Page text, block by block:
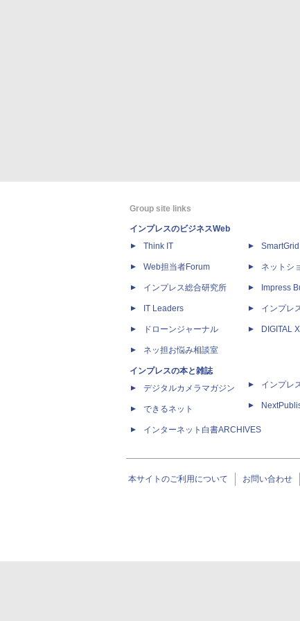
Group site links
インプレスのビジネスWeb
Think IT
Web担当者Forum
インプレス総合研究所
IT Leaders
ドローンジャーナル
ネッ担お悩み相談室
インプレスの本と雑誌
デジタルカメラマガジン
できるネット
インターネット白書ARCHIVES
ネットシ
Impress
インプレ
DIGITAL
インプレ
本サイトのご利用について お問い合わせ